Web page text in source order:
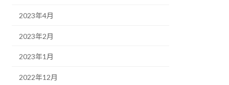
2023年4月
2023年2月
2023年1月
2022年12月